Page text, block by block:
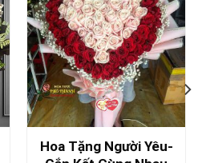
Hoa Tặng Người Yêu-